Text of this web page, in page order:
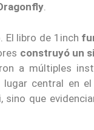
.
El libro de 1inch
construyó un
a múltiples
central en
sino que